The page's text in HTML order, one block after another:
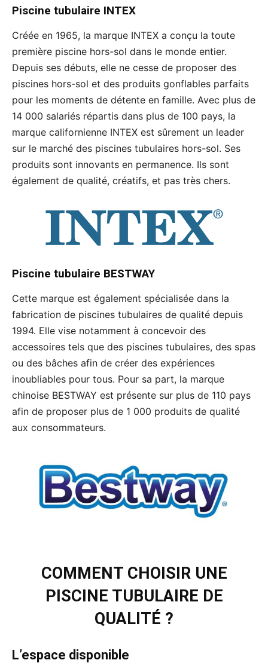
Piscine tubulaire INTEX
Créée en 1965, la marque INTEX a conçu la toute
première piscine hors-sol dans le monde entier.
Depuis ses débuts, elle ne cesse de proposer des
piscines hors-sol et des produits gonflables parfaits
pour les moments de détente en famille. Avec plus de
14 000 salariés répartis dans plus de 100 pays, la
marque californienne INTEX est sûrement un leader
sur le marché des piscines tubulaires hors-sol. Ses
produits sont innovants en permanence. Ils sont
également de qualité, créatifs, et pas très chers.
Piscine tubulaire BESTWAY
Cette marque est également spécialisée dans la
fabrication de piscines tubulaires de qualité depuis
1994. Elle vise notamment à concevoir des
accessoires tels que des piscines tubulaires, des spas
ou des bâches afin de créer des expériences
inoubliables pour tous. Pour sa part, la marque
chinoise BESTWAY est présente sur plus de 110 pays
afin de proposer plus de 1 000 produits de qualité
aux consommateurs.
COMMENT CHOISIR UNE
PISCINE TUBULAIRE DE
QUALITÉ ?
L’espace disponible